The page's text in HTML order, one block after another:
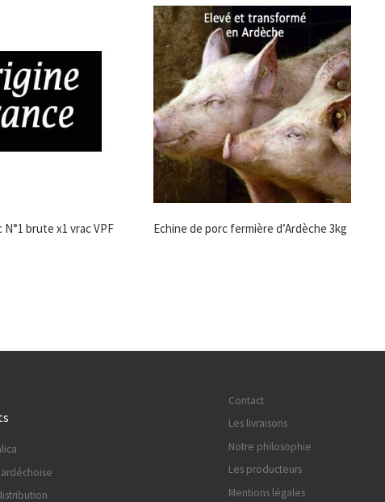
brute x1 vrac VPF Echine de porc fermière d’Ardèche 3kg
Contact
Les livraisons
Notre philosophie
Les producteurs
Mentions légales